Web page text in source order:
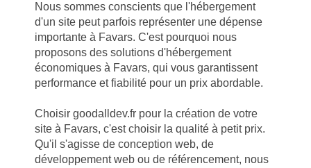
Nous sommes conscients que l'hébergement
d'un site peut parfois représenter une dépense
importante à Favars. C'est pourquoi nous
proposons des solutions d'hébergement
économiques à Favars, qui vous garantissent
performance et fiabilité pour un prix abordable.
Choisir goodalldev.fr pour la création de votre
site à Favars, c'est choisir la qualité à petit prix.
Qu'il s'agisse de conception web, de
développement web ou de référencement, nous